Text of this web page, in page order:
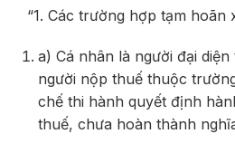
“1. Các trường hợp tạm hoãn
a) Cá nhân là người đại
người nộp thuế thuộc
chế thi hành quyết định
thuế, chưa hoàn thành